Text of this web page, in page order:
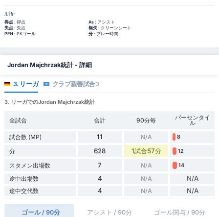
用語 :
得点: 得点 As: アシスト
失点: 失点 無失: クリーンシート
PEN : PKゴール 分: プレー時間
Jordan Majchrzak統計 - 詳細
3. リーガ クラブ親善試合3
3. リーガでのJordan Majchrzak統計
全試合 合計 90分毎 パーセンタイ
ル
試合数 (MP)
11 N/A 8
分 628 1試合57分 12
スタメン出場数 7 N/A 14
途中出場数 4 N/A N/A
途中交代数 4 N/A N/A
ゴール / 90分 アシスト / 90分 ゴール関与 / 90分